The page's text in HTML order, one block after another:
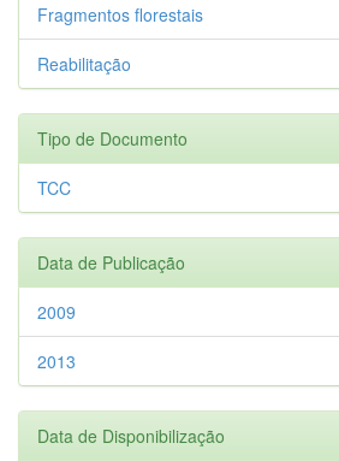
Fragmentos florestais
Reabilitação
Tipo de Documento
TCC
Data de Publicação
2009
2013
Data de Disponibilização